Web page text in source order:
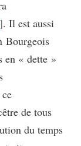
. Il est aussi
Bourgeois
en « dette »
de tous
du temps